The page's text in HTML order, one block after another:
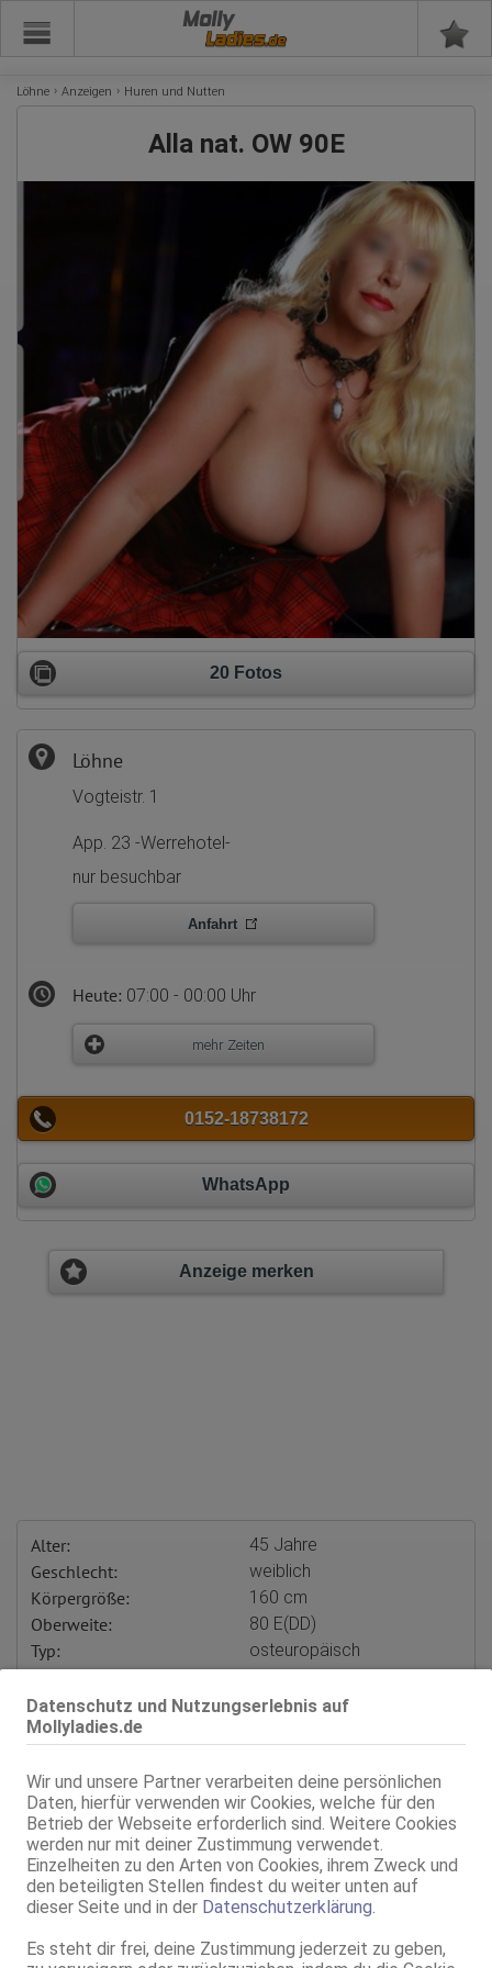
Datenschutz und Nutzungserlebnis auf
Mollyladies.de
Wir und unsere Partner verarbeiten deine persönlichen
Daten, hierfür verwenden wir Cookies, welche für den
Betrieb der Webseite erforderlich sind. Weitere Cookies
werden nur mit deiner Zustimmung verwendet.
Einzelheiten zu den Arten von Cookies, ihrem Zweck und
den beteiligten Stellen findest du weiter unten auf
dieser Seite und in der Datenschutzerklärung.
Es steht dir frei, deine Zustimmung jederzeit zu geben,
Molly
Löhne Anzeigen Huren und Nutten
Alla nat. OW 90E
20 Fotos
Löhne
Vogteistr. 1
App. 23 -Werrehotel-
nur besuchbar
Anfahrt
Heute: 07:00 - 00:00 Uhr
mehr Zeiten
0152-18738172
WhatsApp
Anzeige merken
Alter: 45 Jahre
Geschlecht: weiblich
Körpergröße: 160 cm
Oberweite: 80 E(DD)
Typ: osteuropäisch
Herkunft: Lettland
KF: 40/42
Intimbereich:
Haut: mittel
Verkehr:
GV
Franz.
Franz. beidseitig
Span. / BV
Flotter Dreier (MFF)
Zu dritt (MMF)
Service für: